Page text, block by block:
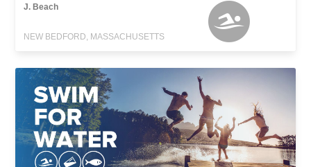
J. Beach
NEW BEDFORD, MASSACHUSETTS